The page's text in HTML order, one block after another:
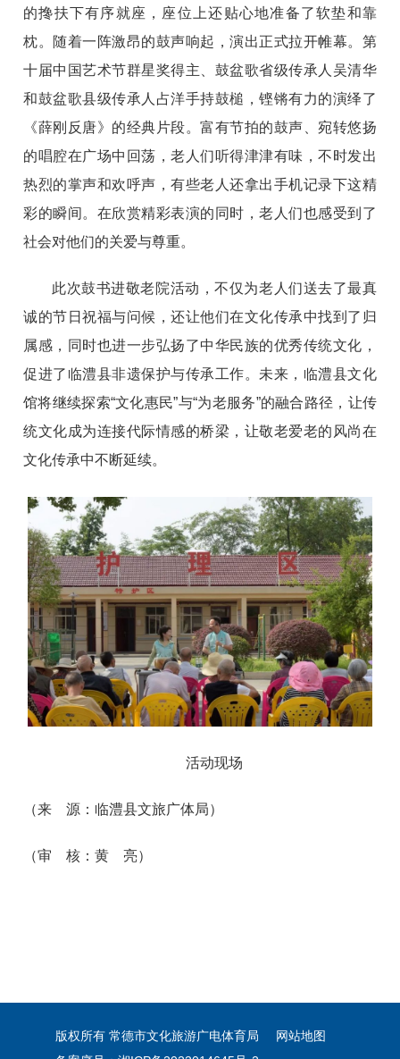
的搀扶下有序就座，座位上还贴心地准备了软垫和靠
枕。随着一阵激昂的鼓声响起，演出正式拉开帷幕。第
十届中国艺术节群星奖得主、鼓盆歌省级传承人吴清华
和鼓盆歌县级传承人占洋手持鼓槌，铿锵有力的演绎了
《薛刚反唐》的经典片段。富有节拍的鼓声、宛转悠扬
的唱腔在广场中回荡，老人们听得津津有味，不时发出
热烈的掌声和欢呼声，有些老人还拿出手机记录下这精
彩的瞬间。在欣赏精彩表演的同时，老人们也感受到了
社会对他们的关爱与尊重。
此次鼓书进敬老院活动，不仅为老人们送去了最真
诚的节日祝福与问候，还让他们在文化传承中找到了归
属感，同时也进一步弘扬了中华民族的优秀传统文化，
促进了临澧县非遗保护与传承工作。未来，临澧县文化
馆将继续探索“文化惠民”与“为老服务”的融合路径，让传
统文化成为连接代际情感的桥梁，让敬老爱老的风尚在
文化传承中不断延续。
活动现场
（来 源：临澧县文旅广体局）
（审 核：黄 亮）
版权所有 常德市文化旅游广电体育局
网站地图